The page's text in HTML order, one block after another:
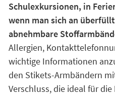
Schulexkursionen, in
wenn man sich an
abnehmbare
Allergien,
wichtige Informationen
den Stikets-Armbändern
Verschluss, die ideal für